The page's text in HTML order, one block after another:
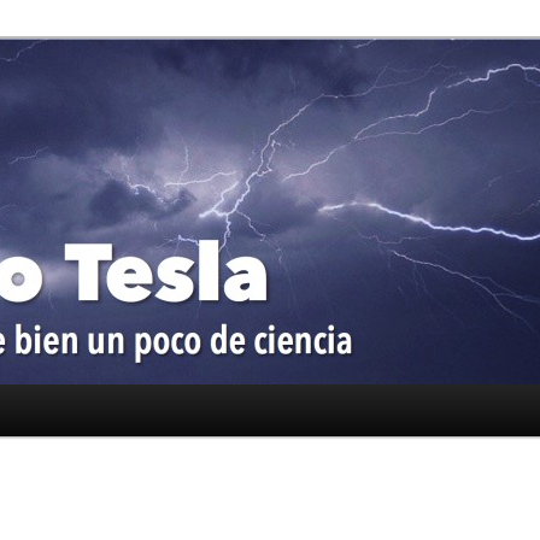
de ciencia